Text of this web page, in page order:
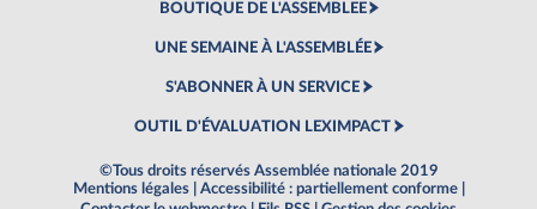
BOUTIQUE DE L'ASSEMBLEE
UNE SEMAINE À L'ASSEMBLÉE
S'ABONNER À UN SERVICE
OUTIL D'ÉVALUATION LEXIMPACT
©Tous droits réservés Assemblée nationale 2019
Mentions légales
Accessibilité : partiellement conforme